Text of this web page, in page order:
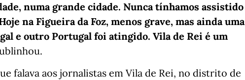
numa grande cidade. Nunca tínhamos assistido
na Figueira da Foz, menos grave, mas ainda uma
e outro Portugal foi atingido. Vila de Rei é um
falava aos jornalistas em Vila de Rei, no distrito de